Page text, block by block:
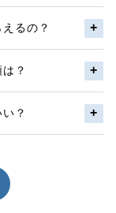
るの？
？
？